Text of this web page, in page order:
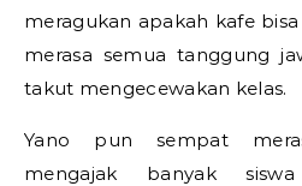
meragukan apakah kafe
merasa semua tanggung
takut mengecewakan kelas.
Yano pun sempat
mengajak banyak